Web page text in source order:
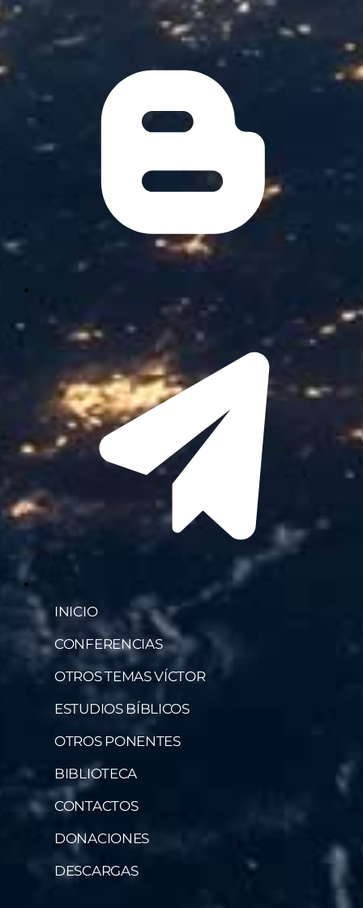
INICIO
CONFERENCIAS
OTROS TEMAS VÍCTOR
ESTUDIOS BÍBLICOS
OTROS PONENTES
BIBLIOTECA
CONTACTOS
DONACIONES
DESCARGAS